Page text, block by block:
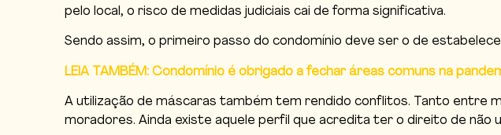
pelo local, o risco de medidas judiciais cai de forma significativa.
Sendo assim, o primeiro passo do condomínio deve ser o de
LEIA TAMBÉM: Condomínio é obrigado a fechar áreas comuns na
A utilização de máscaras também tem rendido conflitos. Tanto entre
moradores. Ainda existe aquele perfil que acredita ter o direito de não